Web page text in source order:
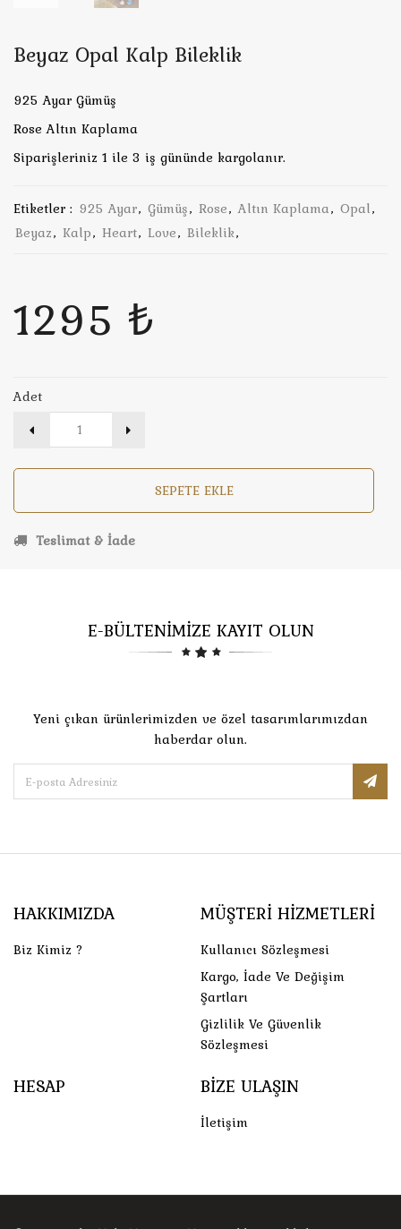
Beyaz Opal Kalp Bileklik
925 Ayar Gümüş
Rose Altın Kaplama
Siparişleriniz 1 ile 3 iş gününde kargolanır.
Etiketler : 925 Ayar, Gümüş, Rose, Altın Kaplama, Opal,
Beyaz, Kalp, Heart, Love, Bileklik,
1295 ₺
Adet
SEPETE EKLE
Teslimat & İade
E-BÜLTENİMİZE KAYIT OLUN
Yeni çıkan ürünlerimizden ve özel tasarımlarımızdan
haberdar olun.
HAKKIMIZDA
Biz Kimiz ?
MÜŞTERI HIZMETLERI
Kullanıcı Sözleşmesi
Kargo, İade Ve Değişim
Şartları
Gizlilik Ve Güvenlik
Sözleşmesi
HESAP BIZE ULAŞIN
İletişim